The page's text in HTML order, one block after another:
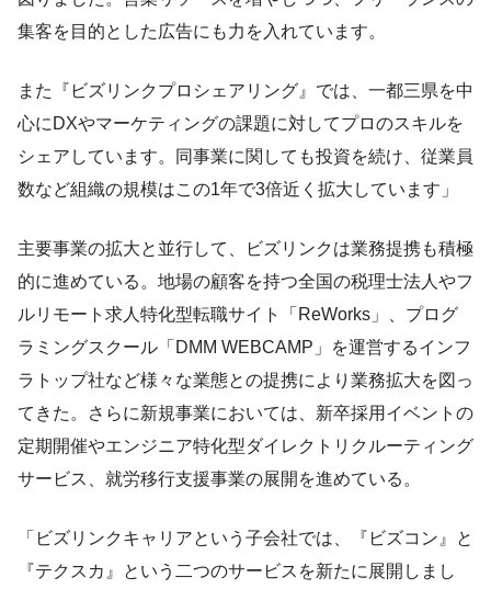
集客を目的とした広告にも力を入れています。
また『ビズリンクプロシェアリング』では、一都三県を中
心にDXやマーケティングの課題に対してプロのスキルを
シェアしています。同事業に関しても投資を続け、従業員
数など組織の規模はこの1年で3倍近く拡大しています」
主要事業の拡大と並行して、ビズリンクは業務提携も積極
的に進めている。地場の顧客を持つ全国の税理士法人やフ
ルリモート求人特化型転職サイト「ReWorks」、プログ
ラミングスクール「DMM WEBCAMP」を運営するインフ
ラトップ社など様々な業態との提携により業務拡大を図っ
てきた。さらに新規事業においては、新卒採用イベントの
定期開催やエンジニア特化型ダイレクトリクルーティング
サービス、就労移行支援事業の展開を進めている。
「ビズリンクキャリアという子会社では、『ビズコン』と
『テクスカ』という二つのサービスを新たに展開しまし